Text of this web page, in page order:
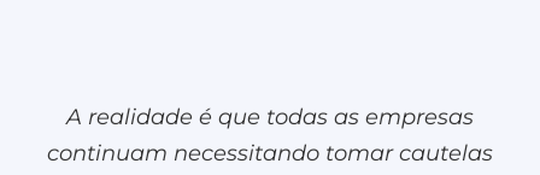
A realidade é que todas as empresas
continuam necessitando tomar cautelas